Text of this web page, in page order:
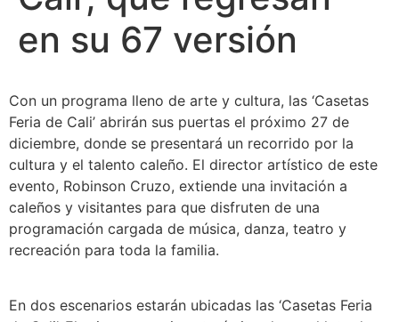
en su 67 versión
Con un programa lleno de arte y cultura, las ‘Casetas
Feria de Cali’ abrirán sus puertas el próximo 27 de
diciembre, donde se presentará un recorrido por la
cultura y el talento caleño. El director artístico de este
evento, Robinson Cruzo, extiende una invitación a
caleños y visitantes para que disfruten de una
programación cargada de música, danza, teatro y
recreación para toda la familia.
En dos escenarios estarán ubicadas las ‘Casetas Feria